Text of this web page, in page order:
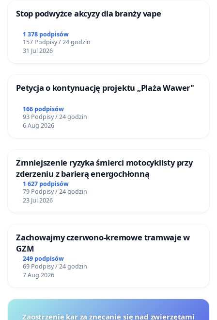
Stop podwyżce akcyzy dla branży vape
1 378 podpisów
157 Podpisy / 24 godzin
31 Jul 2026
Petycja o kontynuację projektu „Plaża Wawer"
166 podpisów
93 Podpisy / 24 godzin
6 Aug 2026
Zmniejszenie ryzyka śmierci motocyklisty przy
zderzeniu z barierą energochłonną
1 627 podpisów
79 Podpisy / 24 godzin
23 Jul 2026
Zachowajmy czerwono-kremowe tramwaje w
GZM
249 podpisów
69 Podpisy / 24 godzin
7 Aug 2026
Zaostrzenie kar za znęcanie się nad zwierzętami